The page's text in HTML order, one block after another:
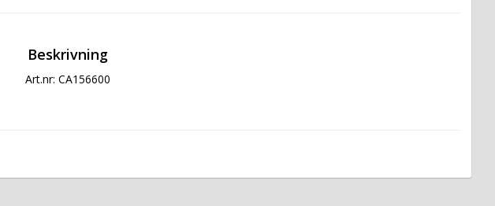
Beskrivning
Art.nr: CA156600